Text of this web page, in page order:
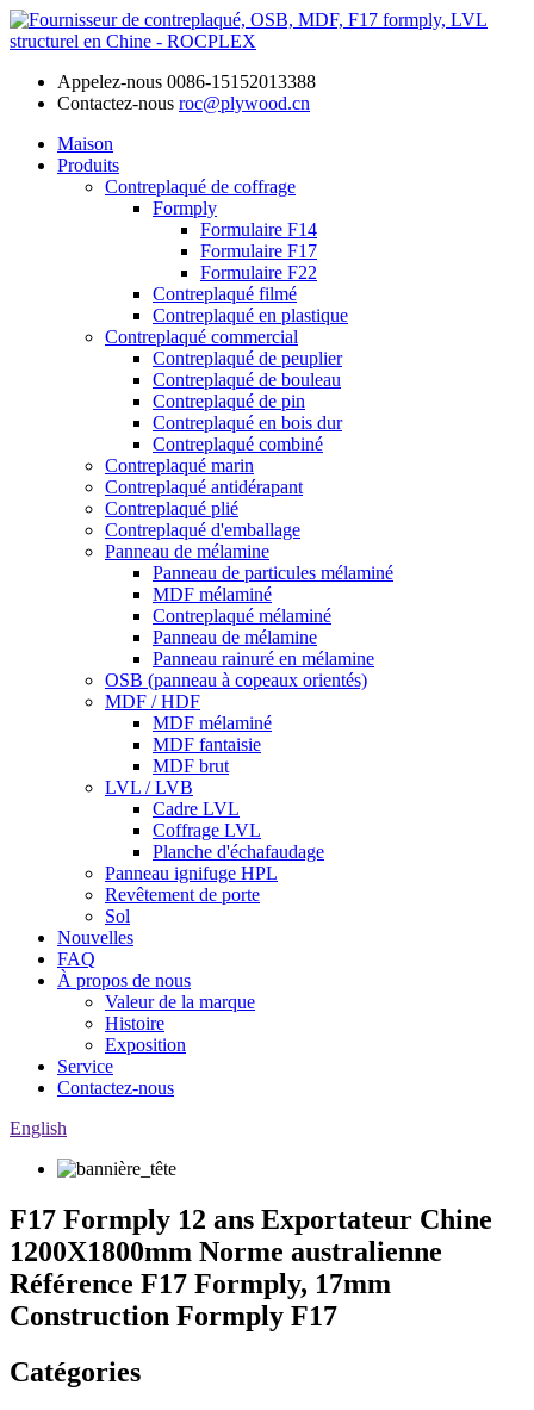
Appelez-nous 0086-15152013388
Contactez-nous roc@plywood.cn
Maison
Produits
Contreplaqué de coffrage
Formply
Formulaire F14
Formulaire F17
Formulaire F22
Contreplaqué filmé
Contreplaqué en plastique
Contreplaqué commercial
Contreplaqué de peuplier
Contreplaqué de bouleau
Contreplaqué de pin
Contreplaqué en bois dur
Contreplaqué combiné
Contreplaqué marin
Contreplaqué antidérapant
Contreplaqué plié
Contreplaqué d'emballage
Panneau de mélamine
Panneau de particules mélaminé
MDF mélaminé
Contreplaqué mélaminé
Panneau de mélamine
Panneau rainuré en mélamine
OSB (panneau à copeaux orientés)
MDF / HDF
MDF mélaminé
MDF fantaisie
MDF brut
LVL / LVB
Cadre LVL
Coffrage LVL
Planche d'échafaudage
Panneau ignifuge HPL
Revêtement de porte
Sol
Nouvelles
FAQ
À propos de nous
Valeur de la marque
Histoire
Exposition
Service
Contactez-nous
English
F17 Formply 12 ans Exportateur Chine
1200X1800mm Norme australienne
Référence F17 Formply, 17mm
Construction Formply F17
Catégories